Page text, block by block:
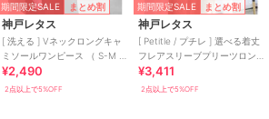
期間限定SALE まとめ割
神戸レタス
[ 洗える ] Vネックロングキャ
ミソールワンピース （ S-M ／
L-LL ）[E2802]
¥2,490
2点以上で5%OFF
期間限定SALE まとめ割
神戸レタス
[ Petitle / プチレ ] 選べる着丈
フレアスリーブプリーツロン
グワンピース[E3537]
¥3,411
2点以上で5%OFF